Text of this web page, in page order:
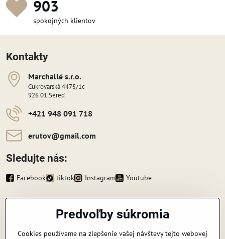
1 029
spokojných klientov
Kontakty
Marchallé s​​.r​​.o​​.
Cukrovarská 4475/1c
926 01 Sereď
+421 948 091 718
erutov​@gmail​.com
Sledujte nás:
Facebook tiktok Instagram Youtube
Zavoláme vám späť
Predvoľby súkromia
Cookies používame na zlepšenie vašej návštevy tejto webovej